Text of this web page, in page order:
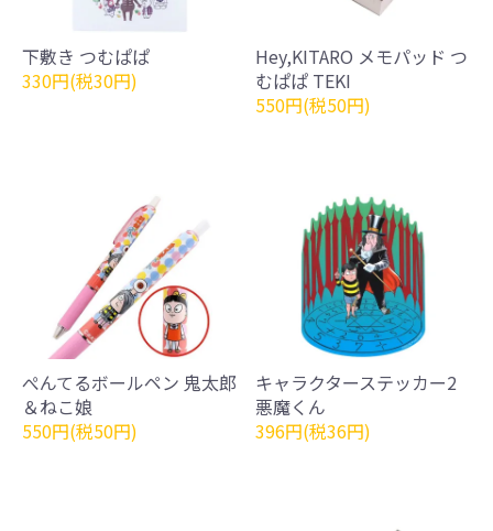
下敷き つむぱぱ
330円(税30円)
Hey,KITARO メモパッド つ
むぱぱ TEKI
550円(税50円)
ぺんてるボールペン 鬼太郎
＆ねこ娘
550円(税50円)
キャラクターステッカー2
悪魔くん
396円(税36円)